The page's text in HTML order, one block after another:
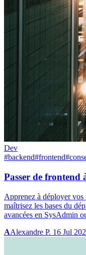
Dev
#backend#frontend
Passer de frontend
Apprenez à déployer
maîtrisez les bases du
avancées en SysAdmin
AAlexandre P. 16 Jul